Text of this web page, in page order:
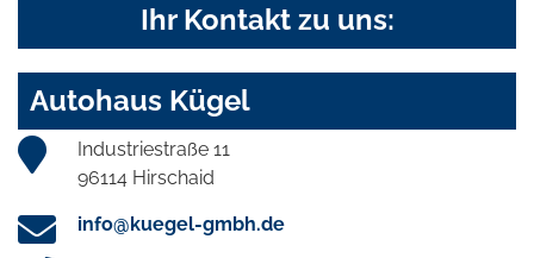
Ihr Kontakt zu uns:
Autohaus Kügel
Industriestraße 11
96114 Hirschaid
info@kuegel-gmbh.de